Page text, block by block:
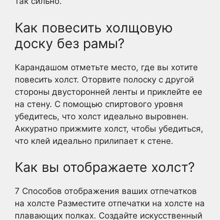
Как повесить холщовую
доску без рамы?
Карандашом отметьте место, где вы хотите
повесить холст. Оторвите полоску с другой
стороны двусторонней ленты и приклейте ее
на стену. С помощью спиртового уровня
убедитесь, что холст идеально выровнен.
Аккуратно прижмите холст, чтобы убедиться,
что клей идеально прилипает к стене.
Как вы отображаете холст?
7 Способов отображения ваших отпечатков
на холсте Разместите отпечатки на холсте на
плавающих полках. Создайте искусственный